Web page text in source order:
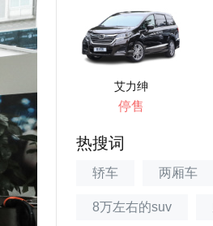
艾力绅
停售
热搜词
轿车 两厢车
8万左右的suv